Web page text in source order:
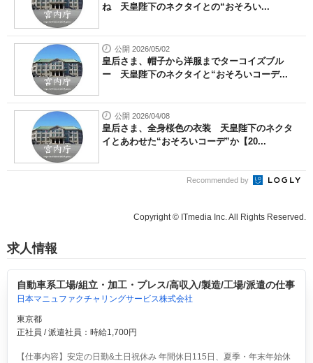
ね 天皇陛下のネクタイとの“おそろい...
公開 2026/05/02
皇后さま、帽子から洋服までターコイズブル
ー 天皇陛下のネクタイと“おそろいコーデ...
公開 2026/04/08
皇后さま、全身桜色の衣装 天皇陛下のネクタ
イとあわせた“おそろいコーデ”か【20...
Recommended by
Copyright © ITmedia Inc. All Rights Reserved.
求人情報
自動車系工場/組立・加工・プレス/高収入/製造/工場/派遣の仕事
日本マニュファクチャリングサービス株式会社
東京都
正社員 / 派遣社員：時給1,700円
【仕事内容】安定の日勤&土日祝休み 年間休日115日、夏季・年末年始休